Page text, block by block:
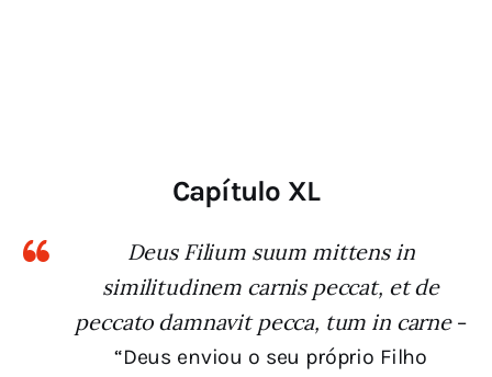
Capítulo XL
Deus Filium suum mittens in
similitudinem carnis peccat, et de
peccato damnavit pecca, tum in carne–
“Deus enviou o seu próprio Filho